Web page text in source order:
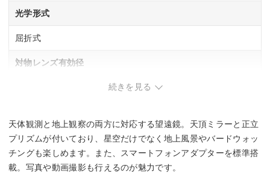
光学形式
屈折式
対物レンズ有効径
360 mm
長さx外径
続きを見る
天体観測と地上観察の両方に対応する望遠鏡。天頂ミラーと正立
プリズムが付いており、星空だけでなく地上風景やバードウォッ
チングも楽しめます。また、スマートフォンアダプターを標準搭
載。写真や動画撮影も行えるのが魅力です。